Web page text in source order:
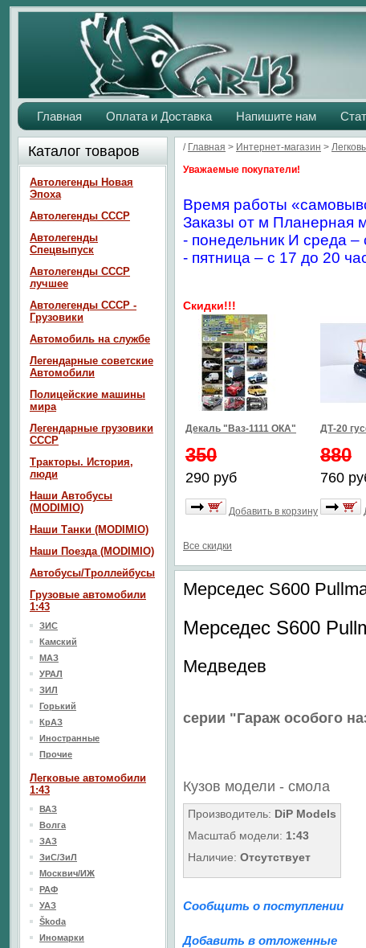
Главная Оплата и Доставка Напишите нам
/ Главная > Интернет-магазин >
Уважаемые покупатели!
Время работы
Заказы от м Планерная
- понедельник И среда –
- пятница – с 17 до 20
Скидки!!!
Декаль "Ваз-1111 ОКА"
350
290 руб
Добавить в корзину
ДТ-20
880
760
Все скидки
Мерседес S600
Мерседес S600
Медведев
серии "Гараж особого
Кузов модели - смола
Производитель: DiP Models
Масштаб модели: 1:43
Наличие: Отсутствует
Сообщить о поступлении
Добавить в отложенные
Каталог товаров
Автолегенды Новая
Эпоха
Автолегенды СССР
Автолегенды
Спецвыпуск
Автолегенды СССР
лучшее
Автолегенды СССР -
Грузовики
Автомобиль на службе
Легендарные советские
Автомобили
Полицейские машины
мира
Легендарные грузовики
СССР
Тракторы. История,
люди
Наши Автобусы
(MODIMIO)
Наши Танки (MODIMIO)
Наши Поезда (MODIMIO)
Автобусы/Троллейбусы
Грузовые автомобили
1:43
ЗИС
Камский
МАЗ
УРАЛ
ЗИЛ
Горький
КрАЗ
Иностранные
Прочие
Легковые автомобили
1:43
ВАЗ
Волга
ЗАЗ
ЗиС/ЗиЛ
Москвич/ИЖ
РАФ
УАЗ
Škoda
Иномарки